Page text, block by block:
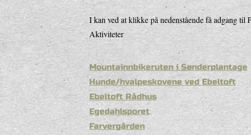
I kan ved at klikke på nedenstående få adgang til
Aktiviteter
Mountainnbikeruten i Sønderplantage
Hunde/hvalpeskovene ved Ebeltoft
Ebeltoft Rådhus
Egedahlsporet
Farvergården